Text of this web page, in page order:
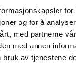
og for å
med partnerne
med annen
bruk av tjenestene